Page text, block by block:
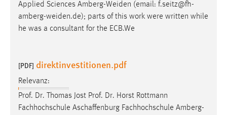
Applied Sciences Amberg-Weiden (email: f.seitz@fh-
amberg-weiden.de); parts of this work were written while
he was a consultant for the ECB.We
[PDF] direktinvestitionen.pdf
Relevanz:
Prof. Dr. Thomas Jost Prof. Dr. Horst Rottmann
Fachhochschule Aschaffenburg Fachhochschule Amberg-